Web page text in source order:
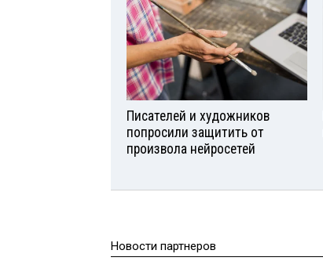
Писателей и художников
попросили защитить от
произвола нейросетей
Новости партнеров